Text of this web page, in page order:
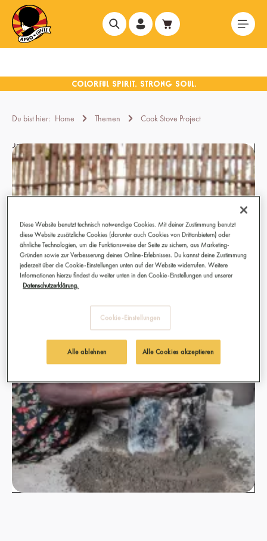
springen
Du bist hier: Home Themen Cook Stove Project
Diese Website benutzt technisch notwendige Cookies. Mit deiner Zustimmung benutzt
diese Website zusätzliche Cookies (darunter auch Cookies von Drittanbietern) oder
ähnliche Technologien, um die Funktionsweise der Seite zu sichern, aus Marketing-
Gründen sowie zur Verbesserung deines Online-Erlebnisses. Du kannst deine Zustimmung
jederzeit über die Cookie-Einstellungen unten auf der Website widerrufen. Weitere
Informationen hierzu findest du weiter unten in den Cookie-Einstellungen und unserer
Datenschutzerklärung.
Cookie-Einstellungen
Alle ablehnen Alle Cookies akzeptieren